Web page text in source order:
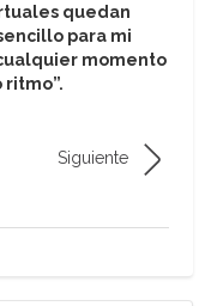
quedan
para mi
momento
ritmo”.
Siguiente